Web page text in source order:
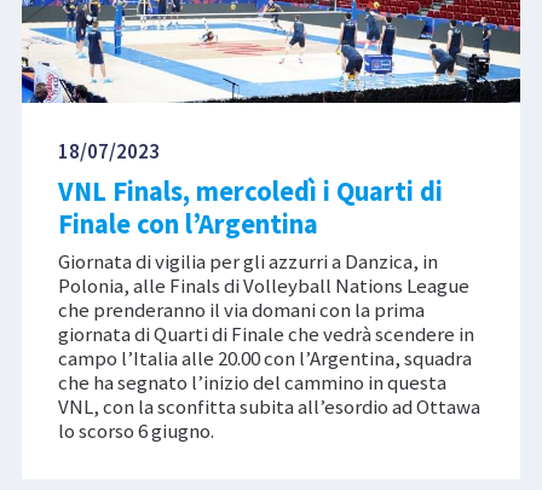
18/07/2023
VNL Finals, mercoledì i Quarti di
Finale con l’Argentina
Giornata di vigilia per gli azzurri a Danzica, in
Polonia, alle Finals di Volleyball Nations League
che prenderanno il via domani con la prima
giornata di Quarti di Finale che vedrà scendere in
campo l’Italia alle 20.00 con l’Argentina, squadra
che ha segnato l’inizio del cammino in questa
VNL, con la sconfitta subita all’esordio ad Ottawa
lo scorso 6 giugno.